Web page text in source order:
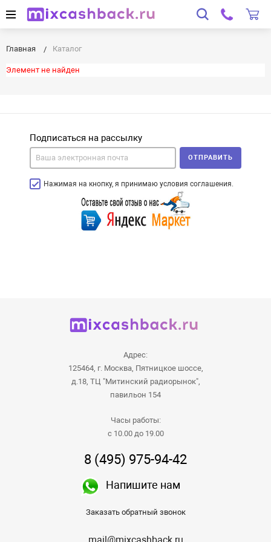
Главная Каталог
Элемент не найден
Подписаться на рассылку
Нажимая на кнопку, я принимаю условия соглашения.
ОТПРАВИТЬ
Адрес:
125464, г. Москва, Пятницкое шоссе,
д.18, ТЦ "Митинский радиорынок",
павильон 154
Часы работы:
с 10.00 до 19.00
8 (495) 975-94-42
Напишите нам
Заказать обратный звонок